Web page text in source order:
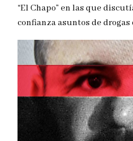
“El Chapo” en las que
confianza asuntos de drogas